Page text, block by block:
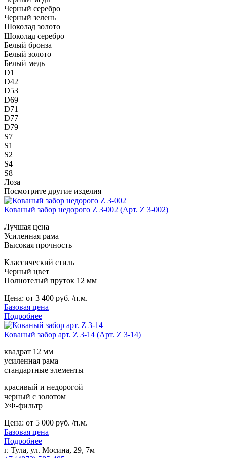
Черный серебро
Черный зелень
Шоколад золото
Шоколад серебро
Белый бронза
Белый золото
Белый медь
D1
D42
D53
D69
D71
D77
D79
S7
S1
S2
S4
S8
Лоза
Посмотрите другие изделия
Кованый забор недорого Z 3-002 (Арт. Z 3-002)
Лучшая цена
Усиленная рама
Высокая прочность
Классический стиль
Черный цвет
Полнотелый пруток 12 мм
Цена: от 3 400 руб. /п.м.
Базовая цена
Подробнее
Кованый забор арт. Z 3-14 (Арт. Z 3-14)
квадрат 12 мм
усиленная рама
стандартные элементы
красивый и недорогой
черный с золотом
УФ-фильтр
Цена: от 5 000 руб. /п.м.
Базовая цена
Подробнее
г. Тула, ул. Мосина, 29, 7м